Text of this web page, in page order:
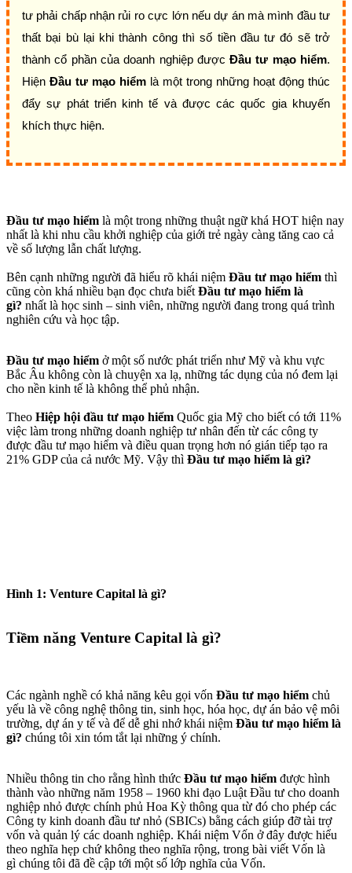
tư phải chấp nhận rủi ro cực lớn nếu dự án mà mình đầu tư
thất bại bù lại khi thành công thì số tiền đầu tư đó sẽ trở
thành cổ phần của doanh nghiệp đượcĐầu tư mạo hiểm.
Hiện Đầu tư mạo hiểm là một trong những hoạt động thúc
đẩy sự phát triển kinh tế và được các quốc gia khuyến
khích thực hiện.
Đầu tư mạo hiểm là một trong những thuật ngữ khá HOT hiện nay
nhất là khi nhu cầu khởi nghiệp của giới trẻ ngày càng tăng cao cả
về số lượng lẫn chất lượng.
Bên cạnh những người đã hiểu rõ khái niệm Đầu tư mạo hiểm thì
cũng còn khá nhiều bạn đọc chưa biết Đầu tư mạo hiểm là
gì? nhất là học sinh – sinh viên, những người đang trong quá trình
nghiên cứu và học tập.
Đầu tư mạo hiểm ở một số nước phát triển như Mỹ và khu vực
Bắc Âu không còn là chuyện xa lạ, những tác dụng của nó đem lại
cho nền kinh tế là không thể phủ nhận.
Theo Hiệp hội đầu tư mạo hiểm Quốc gia Mỹ cho biết có tới 11%
việc làm trong những doanh nghiệp tư nhân đến từ các công ty
được đầu tư mạo hiểm và điều quan trọng hơn nó gián tiếp tạo ra
21% GDP của cả nước Mỹ. Vậy thì Đầu tư mạo hiểm là gì?
Hình 1: Venture Capital là gì?
Tiềm năng Venture Capital là gì?
Các ngành nghề có khả năng kêu gọi vốn Đầu tư mạo hiểm chủ
yếu là về công nghệ thông tin, sinh học, hóa học, dự án bảo vệ môi
trường, dự án y tế và để dễ ghi nhớ khái niệm Đầu tư mạo hiểm là
gì? chúng tôi xin tóm tắt lại những ý chính.
Nhiều thông tin cho rằng hình thức Đầu tư mạo hiểm được hình
thành vào những năm 1958 – 1960 khi đạo Luật Đầu tư cho doanh
nghiệp nhỏ được chính phủ Hoa Kỳ thông qua từ đó cho phép các
Công ty kinh doanh đầu tư nhỏ (SBICs) bằng cách giúp đỡ tài trợ
vốn và quản lý các doanh nghiệp. Khái niệm Vốn ở đây được hiểu
theo nghĩa hẹp chứ không theo nghĩa rộng, trong bài viết Vốn là
gì chúng tôi đã đề cập tới một số lớp nghĩa của Vốn.